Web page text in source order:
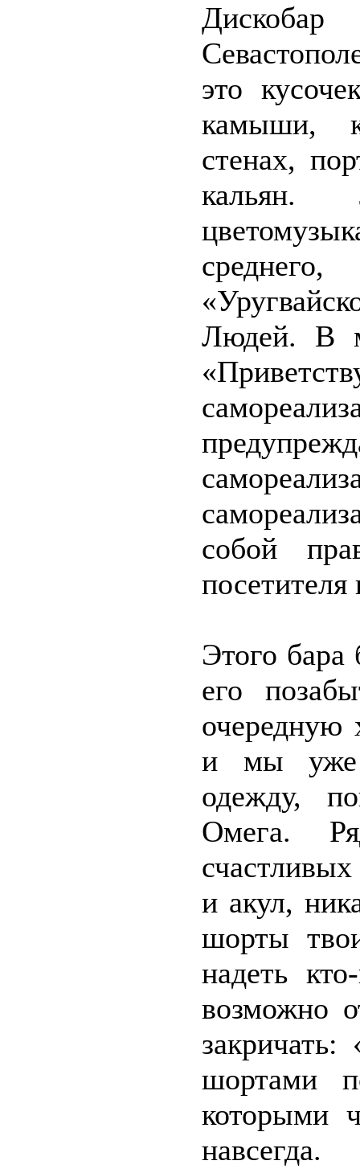
это
камыши,
стенах,
кальян.
Людей. В
собой
посетителя
Этого
его
очередную
и мы уже
одежду,
Омега.
и акул,
шорты
надеть
возможно
шортами
которыми
навсегда.